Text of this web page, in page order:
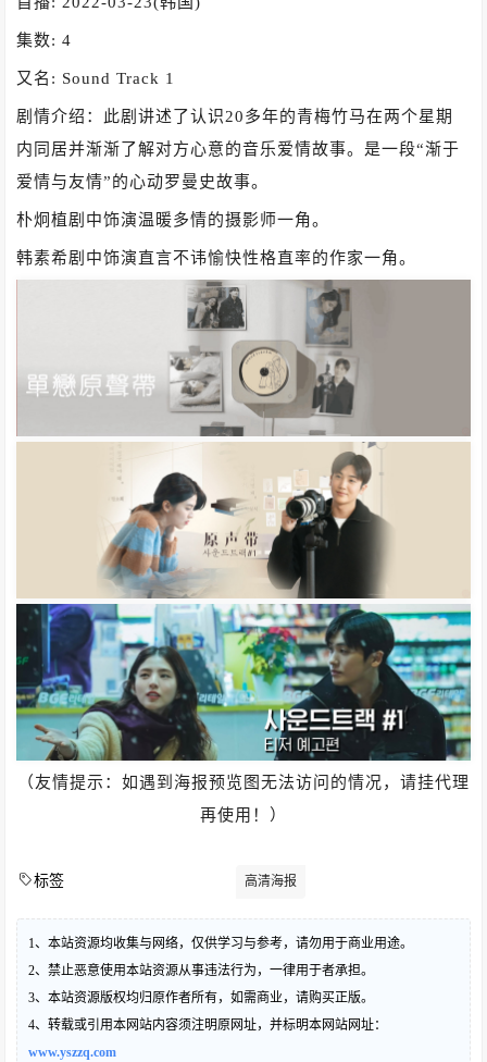
集数: 4
又名: Sound Track 1
剧情介绍：此剧讲述了认识20多年的青梅竹马在两个星期
内同居并渐渐了解对方心意的音乐爱情故事。是一段“渐于
爱情与友情”的心动罗曼史故事。
朴炯植剧中饰演温暖多情的摄影师一角。
韩素希剧中饰演直言不讳愉快性格直率的作家一角。
（友情提示：如遇到海报预览图无法访问的情况，请挂代理
再使用！）
标签 高清海报
1、本站资源均收集与网络，仅供学习与参考，请勿用于商业用途。
2、禁止恶意使用本站资源从事违法行为，一律用于者承担。
3、本站资源版权均归原作者所有，如需商业，请购买正版。
4、转载或引用本网站内容须注明原网址，并标明本网站网址：
www.yszzq.com